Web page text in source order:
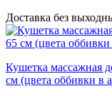
Доставка без
Кушетка массажная
см (цвета оббивки в